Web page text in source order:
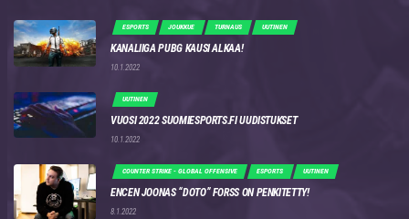
ESPORTS JOUKKUE TURNAUS UUTINEN
KANALIIGA PUBG KAUSI ALKAA!
10.1.2022
UUTINEN
VUOSI 2022 SUOMIESPORTS.FI UUDISTUKSET
10.1.2022
COUNTER STRIKE - GLOBAL OFFENSIVE ESPORTS UUTINEN
ENCEN JOONAS “DOTO” FORSS ON PENKITETTY!
8.1.2022